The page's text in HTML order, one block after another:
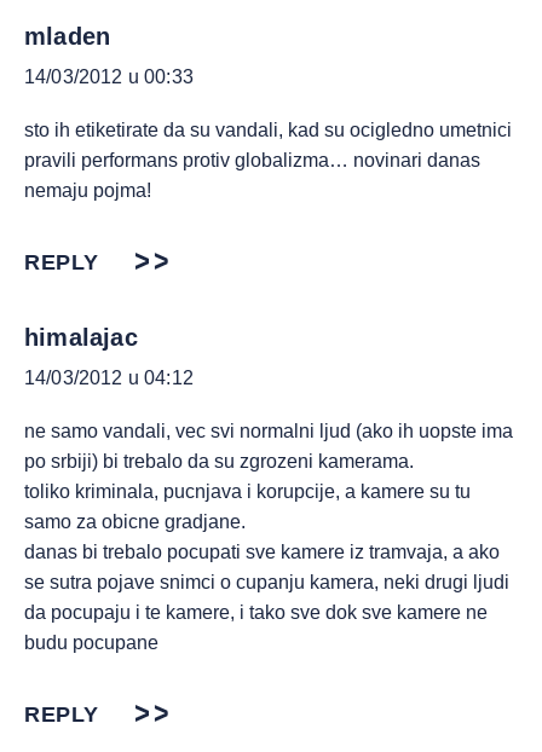
mladen
14/03/2012 u 00:33
sto ih etiketirate da su vandali, kad su ocigledno umetnici
pravili performans protiv globalizma… novinari danas
nemaju pojma!
REPLY
himalajac
14/03/2012 u 04:12
ne samo vandali, vec svi normalni ljud (ako ih uopste ima
po srbiji) bi trebalo da su zgrozeni kamerama.
toliko kriminala, pucnjava i korupcije, a kamere su tu
samo za obicne gradjane.
danas bi trebalo pocupati sve kamere iz tramvaja, a ako
se sutra pojave snimci o cupanju kamera, neki drugi ljudi
da pocupaju i te kamere, i tako sve dok sve kamere ne
budu pocupane
REPLY